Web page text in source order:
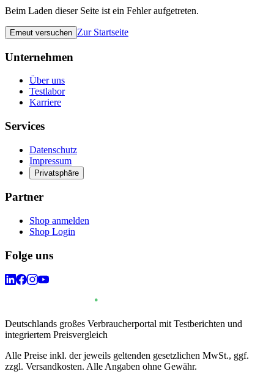
Beim Laden dieser Seite ist ein Fehler aufgetreten.
Erneut versuchen Zur Startseite
Unternehmen
Über uns
Testlabor
Karriere
Services
Datenschutz
Impressum
Privatsphäre
Partner
Shop anmelden
Shop Login
Folge uns
Deutschlands großes Verbraucherportal mit Testberichten und
integriertem Preisvergleich
Alle Preise inkl. der jeweils geltenden gesetzlichen MwSt., ggf.
zzgl. Versandkosten. Alle Angaben ohne Gewähr.